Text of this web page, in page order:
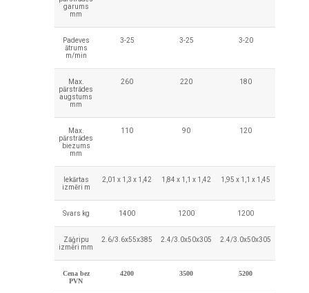
garums
mm
Padeves
ātrums
m/min
3-25 3-25 3-20
Max.
pārstrādes
augstums
mm
260 220 180
Max.
pārstrādes
biezums
mm
110 90 120
Iekārtas
izmēri m
2,01 x 1,3 x 1,42 1,84 x 1,1 x 1,42 1,95 x 1,1 x 1,45
Svars kg 1400 1200 1200
Zāģripu
izmēri mm
2.6/3.6x55x385 2.4/3.0x50x305 2.4/3.0x50x305
Cena bez
PVN
4200 3500 5200